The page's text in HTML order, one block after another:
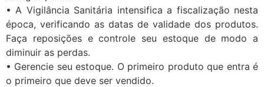
• A Vigilância Sanitária intensifica a fiscalização nesta
época, verificando as datas de validade dos produtos.
Faça reposições e controle seu estoque de modo a
diminuir as perdas.
• Gerencie seu estoque. O primeiro produto que entra é
o primeiro que deve ser vendido.